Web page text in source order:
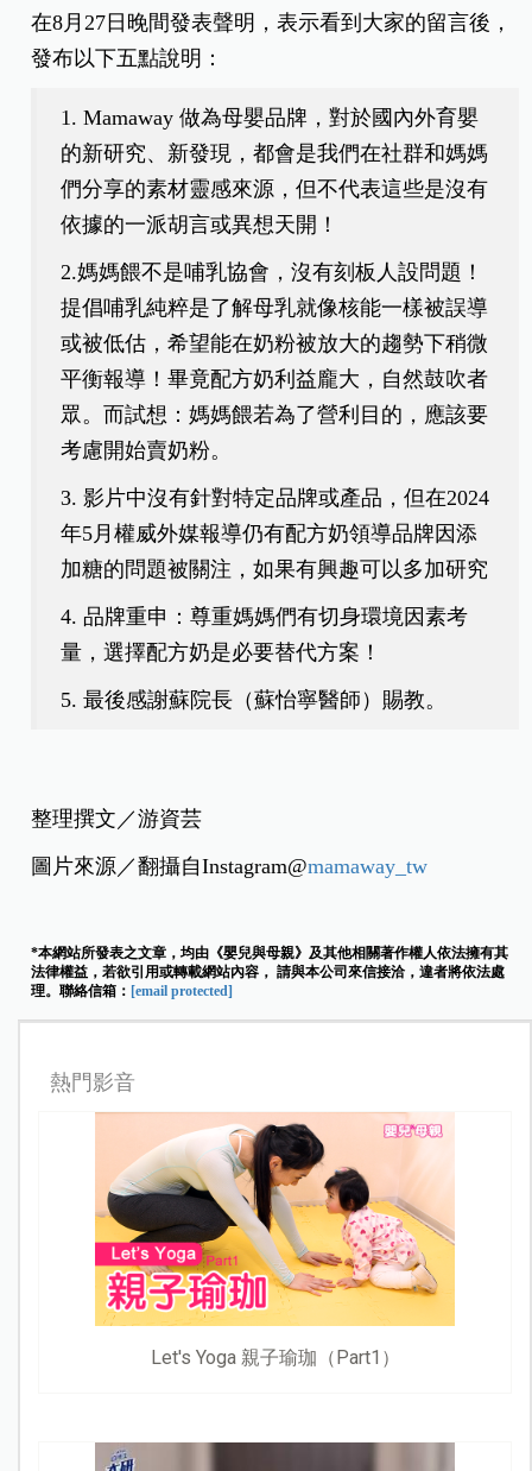
在8月27日晚間發表聲明，表示看到大家的留言後，
發布以下五點說明：
1. Mamaway 做為母嬰品牌，對於國內外育嬰
的新研究、新發現，都會是我們在社群和媽媽
們分享的素材靈感來源，但不代表這些是沒有
依據的一派胡言或異想天開！
2.媽媽餵不是哺乳協會，沒有刻板人設問題！
提倡哺乳純粹是了解母乳就像核能一樣被誤導
或被低估，希望能在奶粉被放大的趨勢下稍微
平衡報導！畢竟配方奶利益龐大，自然鼓吹者
眾。而試想：媽媽餵若為了營利目的，應該要
考慮開始賣奶粉。
3. 影片中沒有針對特定品牌或產品，但在2024
年5月權威外媒報導仍有配方奶領導品牌因添
加糖的問題被關注，如果有興趣可以多加研究
4. 品牌重申：尊重媽媽們有切身環境因素考
量，選擇配方奶是必要替代方案！
5. 最後感謝蘇院長（蘇怡寧醫師）賜教。
整理撰文／游資芸
圖片來源／翻攝自Instagram@mamaway_tw
*本網站所發表之文章，均由《嬰兒與母親》及其他相關著作權人依法擁有其
法律權益，若欲引用或轉載網站內容， 請與本公司來信接洽，違者將依法處
理。聯絡信箱： [email protected]
熱門影音
Let's Yoga 親子瑜珈（Part1）